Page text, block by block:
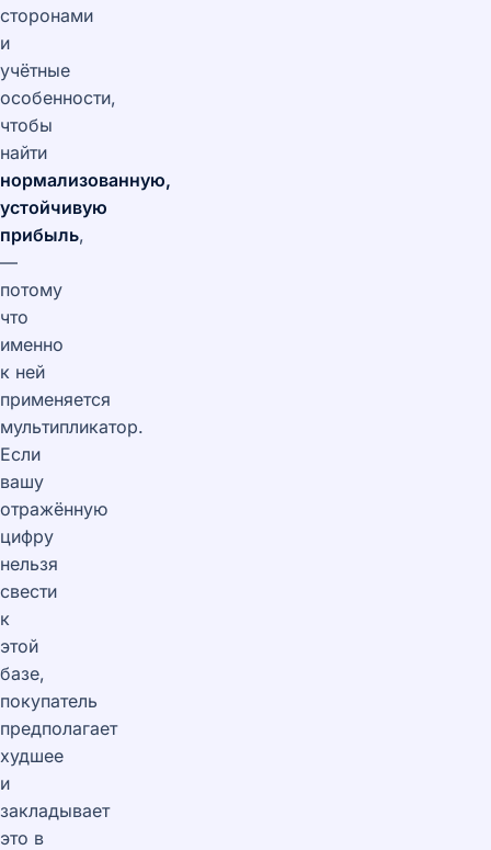
сторонами
и
учётные
особенности,
чтобы
найти
нормализованную,
устойчивую
прибыль,
—
потому
что
именно
к ней
применяется
мультипликатор.
Если
вашу
отражённую
цифру
нельзя
свести
к
этой
базе,
покупатель
предполагает
худшее
и
закладывает
это в